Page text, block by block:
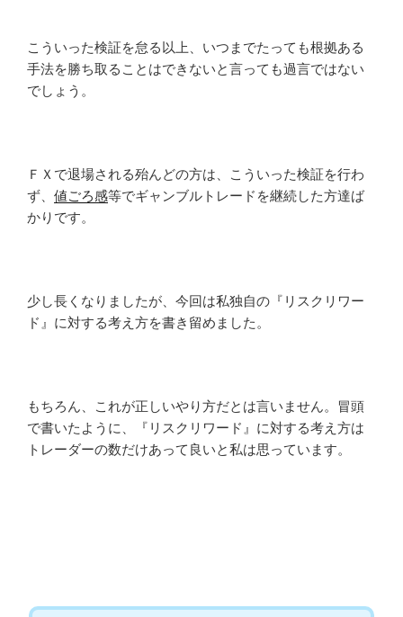
こういった検証を怠る以上、いつまでたっても根拠ある
手法を勝ち取ることはできないと言っても過言ではない
でしょう。
ＦＸで退場される殆んどの方は、こういった検証を行わ
ず、 値ごろ感等でギャンブルトレードを継続した方達ば
かりです。
少し長くなりましたが、今回は私独自の『リスクリワー
ド』に対する考え方を書き留めました。
もちろん、これが正しいやり方だとは言いません。冒頭
で書いたように、『リスクリワード』に対する考え方は
トレーダーの数だけあって良いと私は思っています。